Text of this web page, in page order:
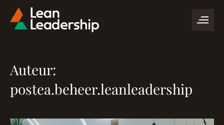
Auteur:
postea.beheer.leanleadership